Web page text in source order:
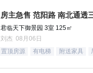
房主急售 范阳路 南北通透
君临天下御景园 3室 125㎡
刘杰 08月06日
置顶房源 有电梯 附送家具